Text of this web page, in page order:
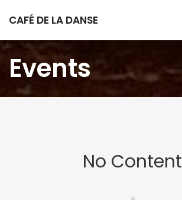
CAFÉ DE LA DANSE
Events
No Content